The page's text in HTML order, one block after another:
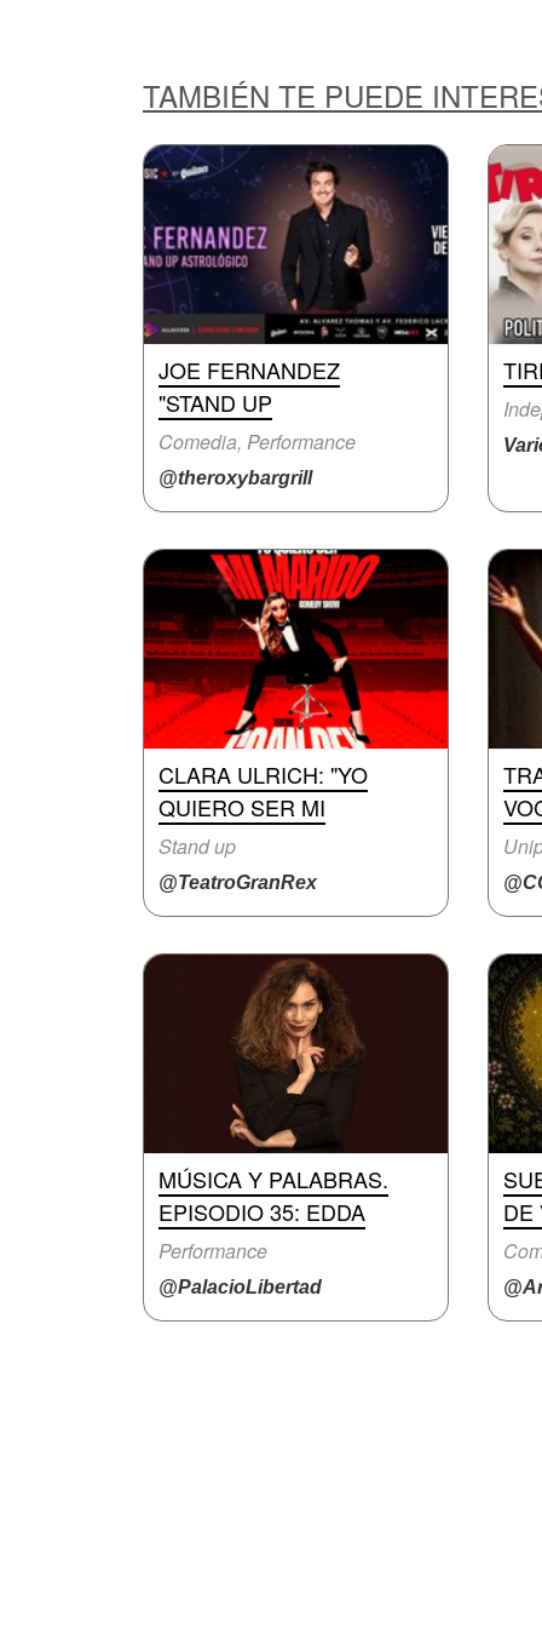
TAMBIÉN TE PUEDE
JOE FERNANDEZ
"STAND UP
Comedia, Performance
@theroxybargrill
CLARA ULRICH: "YO
QUIERO SER MI
Stand up
@TeatroGranRex
MÚSICA Y PALABRAS.
EPISODIO 35: EDDA
Performance
@PalacioLibertad
DE